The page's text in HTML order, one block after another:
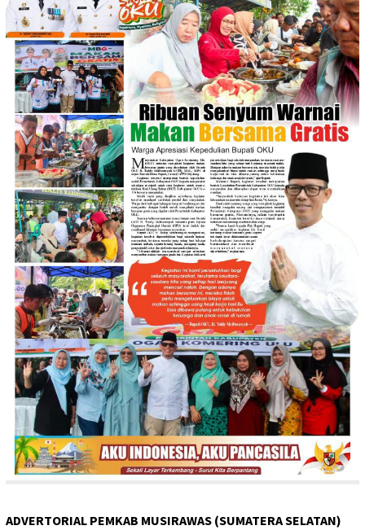
ADVERTORIAL PEMKAB MUSIRAWAS (SUMATERA SELATAN)